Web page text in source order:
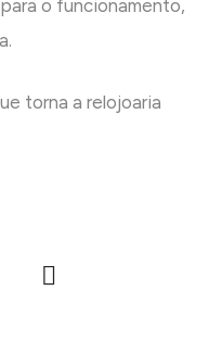
o funcionamento,
torna a relojoaria